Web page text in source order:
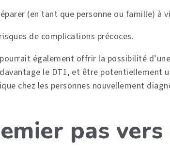
(en tant que personne ou famille) à
de complications précoces.
également offrir la possibilité
le DT1, et être potentiellement
chez les personnes nouvellement
pas